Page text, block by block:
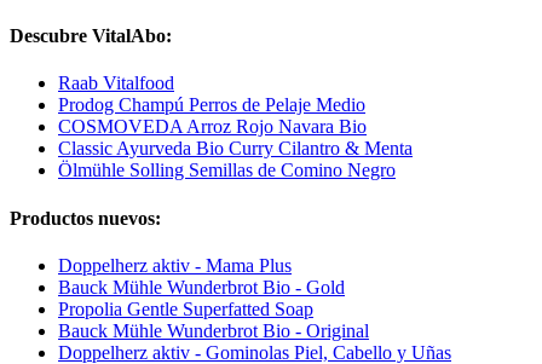
Descubre VitalAbo:
Raab Vitalfood
Prodog Champú Perros de Pelaje Medio
COSMOVEDA Arroz Rojo Navara Bio
Classic Ayurveda Bio Curry Cilantro & Menta
Ölmühle Solling Semillas de Comino Negro
Productos nuevos:
Doppelherz aktiv - Mama Plus
Bauck Mühle Wunderbrot Bio - Gold
Propolia Gentle Superfatted Soap
Bauck Mühle Wunderbrot Bio - Original
Doppelherz aktiv - Gominolas Piel, Cabello y Uñas